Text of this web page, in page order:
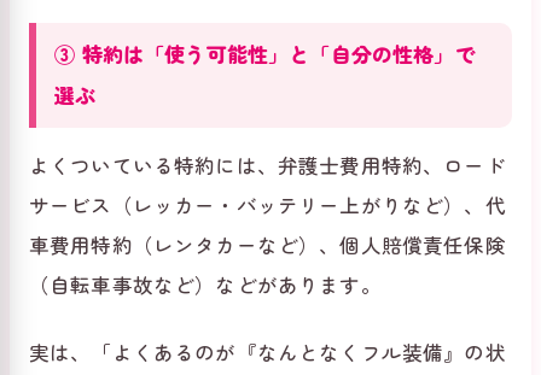
③ 特約は「使う可能性」と「自分の性格」で
選ぶ
よくついている特約には、弁護士費用特約、ロード
サービス（レッカー・バッテリー上がりなど）、代
車費用特約（レンタカーなど）、個人賠償責任保険
（自転車事故など）などがあります。
実は、「よくあるのが『なんとなくフル装備』の状